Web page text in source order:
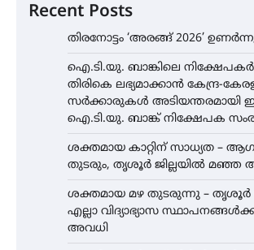
Recent Posts
തിരനോട്ടം ‘അരങ്ങ് 2026’
ഐ.ടി.യു. ബാങ്കിലെ
തിരികെ ലഭ്യമാക്കാൻ കേന്ദ്ര-
സർക്കാരുകൾ അടിയന്തരമായി
ഐ.ടി.യു. ബാങ്ക് നിക്ഷേപക
ശക്തമായ കാറ്റിന് സാധ്യത –
തുടരും, തൃശൂർ ജില്ലയിൽ മഞ്ഞ
ശക്തമായ മഴ തുടരുന്നു – തൃശൂർ
എല്ലാ വിദ്യാഭ്യാസ
അവധി